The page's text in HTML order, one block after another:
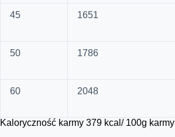
45 1651
50 1786
60 2048
Kaloryczność karmy 379 kcal/ 100g karmy